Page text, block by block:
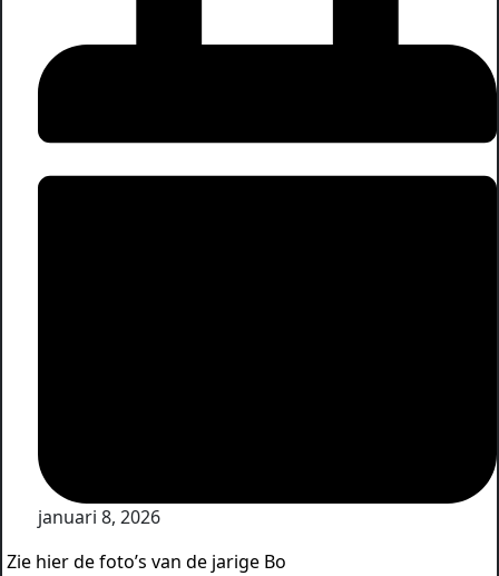
januari 8, 2026
Zie hier de foto’s van de jarige Bo